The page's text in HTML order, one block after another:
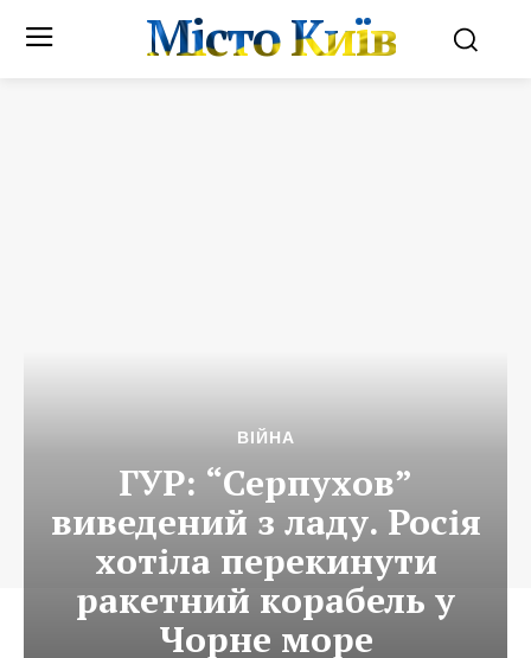
Місто Київ
ВІЙНА
ГУР: “Серпухов”
виведений з ладу. Росія
хотіла перекинути
ракетний корабель у
Чорне море